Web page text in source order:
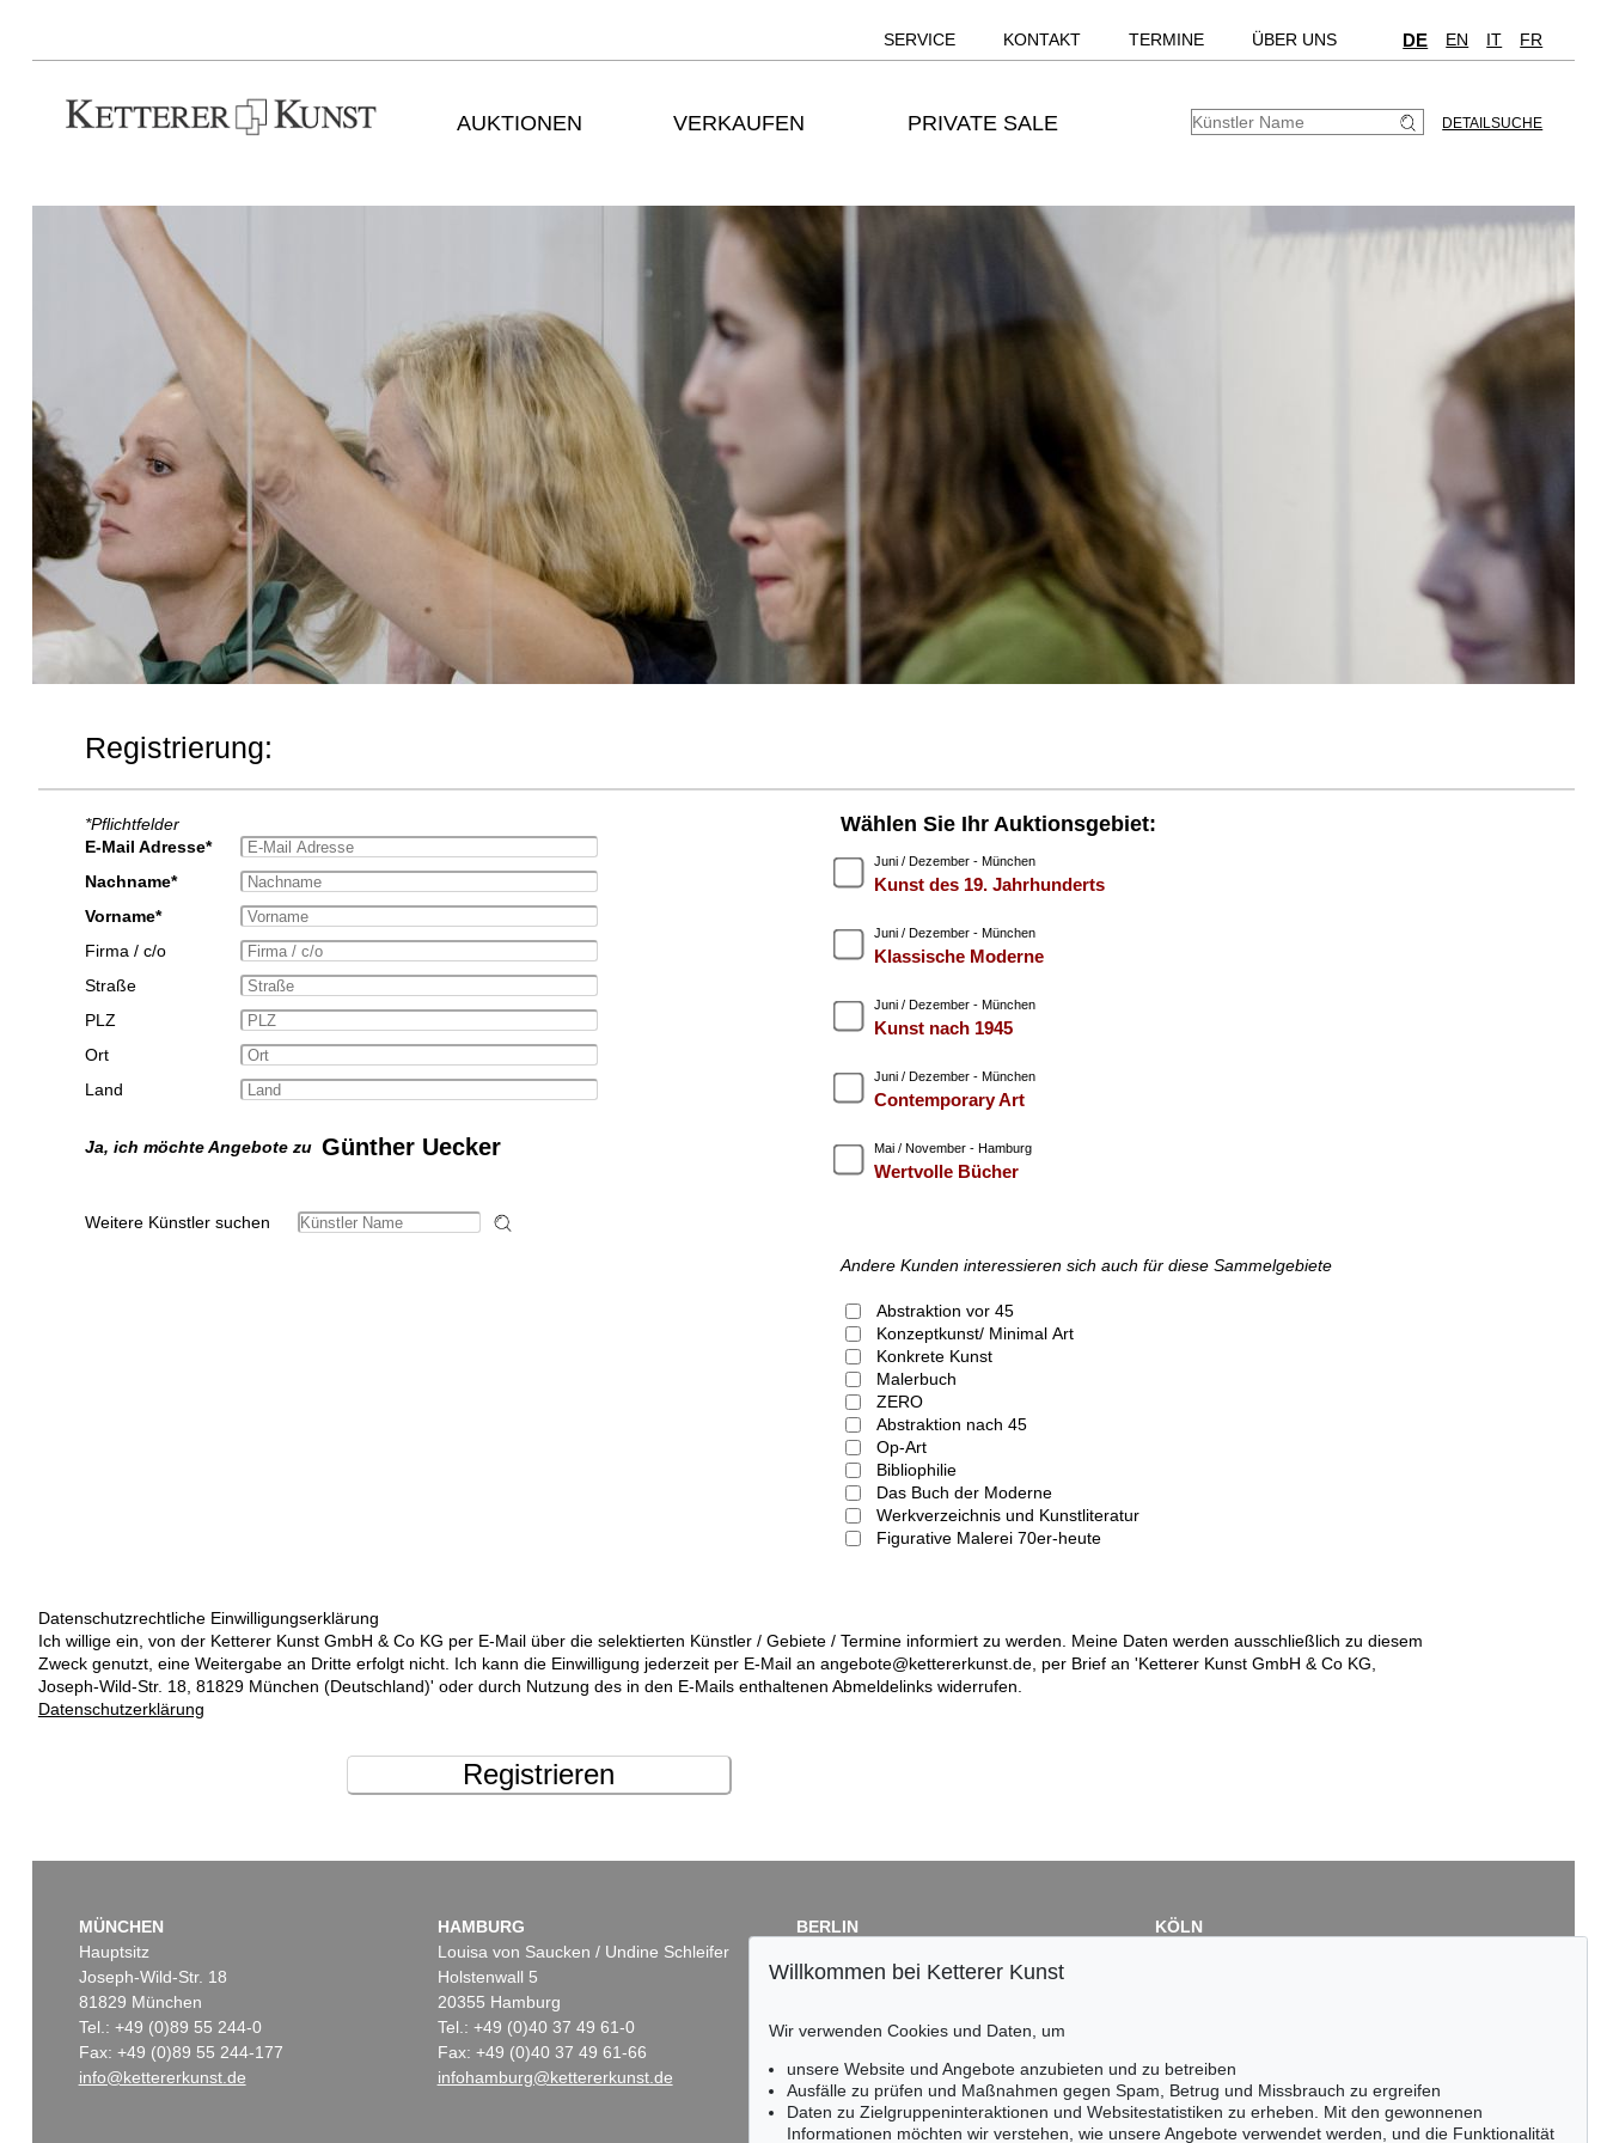
SERVICE KONTAKT TERMINE ÜBER UNS DE EN IT FR
AUKTIONEN VERKAUFEN PRIVATE SALE DETAILSUCHE
Registrierung:
*Pflichtfelder
E-Mail Adresse*
Nachname*
Vorname*
Firma / c/o
Straße
PLZ
Ort
Land
Ja, ich möchte Angebote zu Günther Uecker
Weitere Künstler suchen
Wählen Sie Ihr Auktionsgebiet:
Juni / Dezember - München
Kunst des 19. Jahrhunderts
Juni / Dezember - München
Klassische Moderne
Juni / Dezember - München
Kunst nach 1945
Juni / Dezember - München
Contemporary Art
Mai / November - Hamburg
Wertvolle Bücher
Andere Kunden interessieren sich auch für diese Sammelgebiete
Abstraktion vor 45
Konzeptkunst/ Minimal Art
Konkrete Kunst
Malerbuch
ZERO
Abstraktion nach 45
Op-Art
Bibliophilie
Das Buch der Moderne
Werkverzeichnis und Kunstliteratur
Figurative Malerei 70er-heute
Datenschutzrechtliche Einwilligungserklärung
Ich willige ein, von der Ketterer Kunst GmbH & Co KG per E-Mail über die selektierten Künstler / Gebiete / Termine informiert zu werden. Meine Daten werden ausschließlich zu diesem
Zweck genutzt, eine Weitergabe an Dritte erfolgt nicht. Ich kann die Einwilligung jederzeit per E-Mail an angebote@kettererkunst.de, per Brief an 'Ketterer Kunst GmbH & Co KG,
Joseph-Wild-Str. 18, 81829 München (Deutschland)' oder durch Nutzung des in den E-Mails enthaltenen Abmeldelinks widerrufen.
Datenschutzerklärung
Registrieren
MÜNCHEN
Hauptsitz
Joseph-Wild-Str. 18
81829 München
Tel.: +49 (0)89 55 244-0
Fax: +49 (0)89 55 244-177
info@kettererkunst.de
HAMBURG
Louisa von Saucken / Undine Schleifer
Holstenwall 5
20355 Hamburg
Tel.: +49 (0)40 37 49 61-0
Fax: +49 (0)40 37 49 61-66
infohamburg@kettererkunst.de
BERLIN
Fasanenstr. 70
Tel.: +49 (0)30 88 67 53-63
infoberlin@kettererkunst.de
KÖLN
Willkommen bei Ketterer Kunst
Wir verwenden Cookies und Daten, um
unsere Website und Angebote anzubieten und zu betreiben
Ausfälle zu prüfen und Maßnahmen gegen Spam, Betrug und Missbrauch zu ergreifen
Daten zu Zielgruppeninteraktionen und Websitestatistiken zu erheben. Mit den gewonnenen
Informationen möchten wir verstehen, wie unsere Angebote verwendet werden, und die Funktionalität